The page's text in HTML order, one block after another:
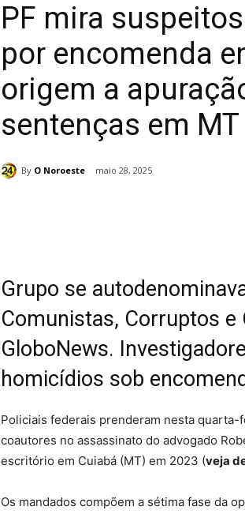
PF mira
por encomenda
origem a
sentenças em MT
By O Noroeste maio 28, 2025
Grupo se
Comunistas, Corruptos e
GloboNews.
homicídios sob
Policiais federais prenderam nesta
coautores no assassinato do advogado
escritório em Cuiabá (MT) em 2023 (veja
Os mandados compõem a sétima fase da